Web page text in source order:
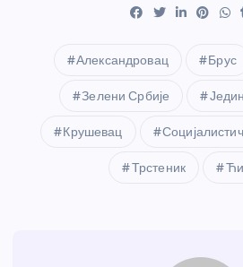
Александровац Брус
Зелени Србије
Крушевац
Трстеник